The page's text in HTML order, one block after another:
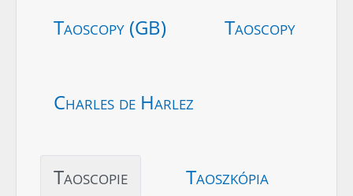
Taoscopy (GB) Taoscopy
Charles de Harlez
Taoscopie Taoszkópia